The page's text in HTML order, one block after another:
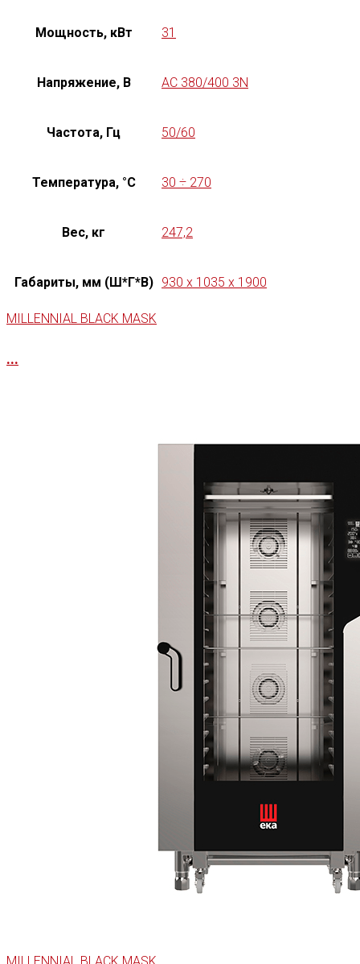
Мощность, кВт 31
Напряжение, В AC 380/400 3N
Частота, Гц 50/60
Температура, °C 30 ÷ 270
Вес, кг 247,2
Габариты, мм (Ш*Г*В) 930 x 1035 x 1900
MILLENNIAL BLACK MASK
...